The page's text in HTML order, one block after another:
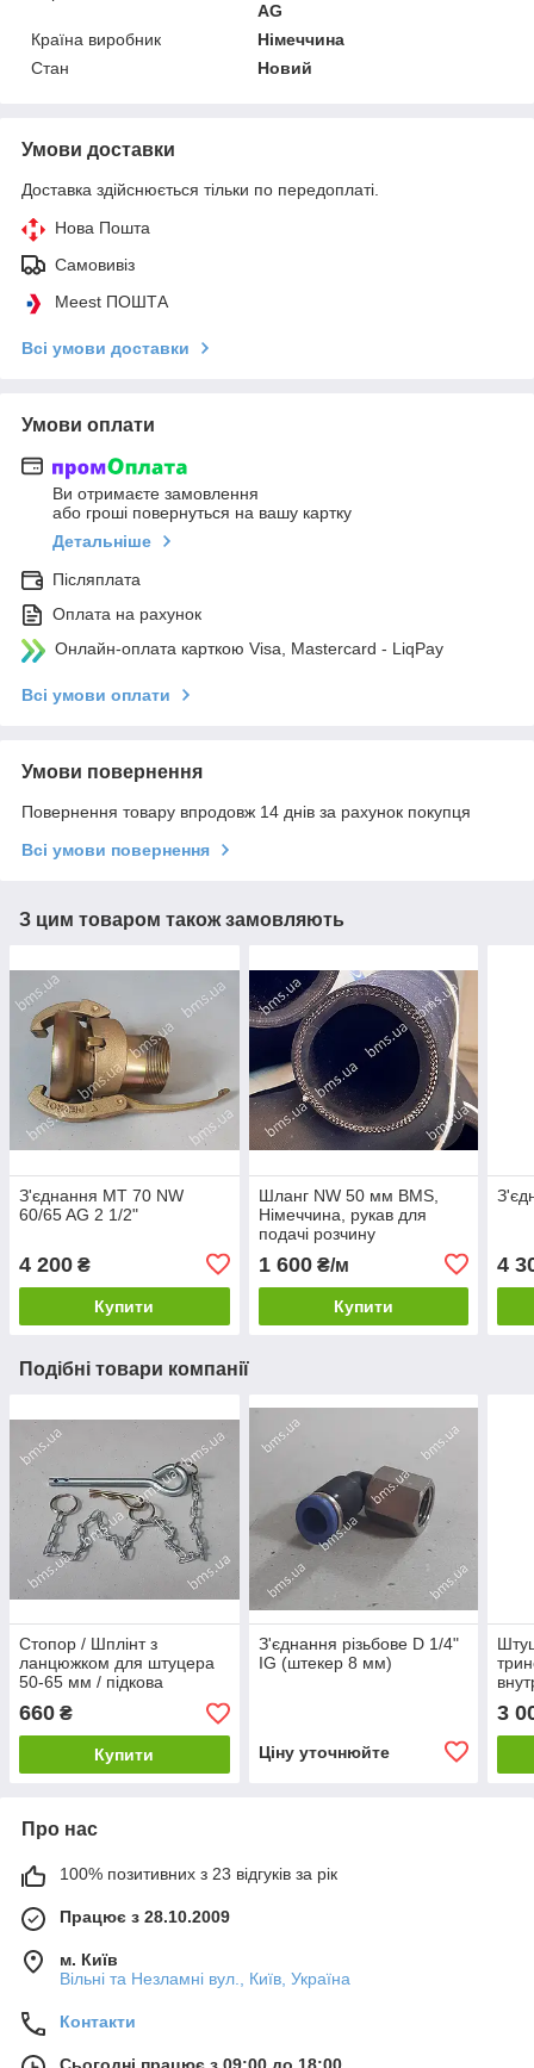
AG
Країна виробник
Німеччина
Стан
Новий
Умови доставки
Доставка здійснюється тільки по передоплаті.
Нова Пошта
Самовивіз
Meest ПОШТА
Всі умови доставки
Умови оплати
Ви отримаєте замовлення
або гроші повернуться на вашу картку
Детальніше
Післяплата
Оплата на рахунок
Онлайн-оплата карткою Visa, Mastercard - LiqPay
Всі умови оплати
Умови повернення
Повернення товару впродовж 14 днів за рахунок покупця
Всі умови повернення
З цим товаром також замовляють
З'єднання MT 70 NW
60/65 AG 2 1/2"
4 200 ₴
Купити
Шланг NW 50 мм BMS,
Німеччина, рукав для
подачі розчину
1 600₴/м
Купити
4
Подібні товари компанії
Стопор / Шплінт з
ланцюжком для штуцера
50-65 мм / підкова
гасителя (тринога)
660 ₴
Купити
З'єднання різьбове D 1/4"
IG (штекер 8 мм)
Ціну уточнюйте
3
Про нас
100% позитивних з 23 відгуків за рік
Працює з 28.10.2009
м. Київ
Вільні та Незламні вул., Київ, Україна
Контакти